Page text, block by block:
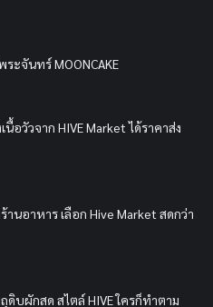
ะจันทร์ MOONCAKE
นื้อวัวจาก HIVE Market ได้ราคาส่ง
านอาหาร เลือก Hive Market สดกว่า
ดิบผักสด สไตล์ HIVE ใครก็ทำตาม